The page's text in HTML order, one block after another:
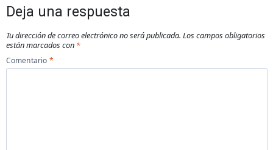
Deja una respuesta
Tu dirección de correo electrónico no será publicada. Los campos obligatorios
están marcados con *
Comentario *